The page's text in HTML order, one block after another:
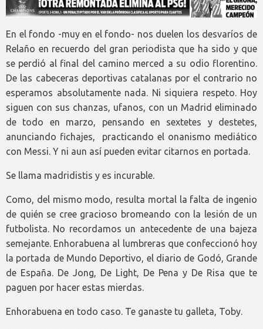
En el fondo -muy en el fondo- nos duelen los desvaríos de
Relaño en recuerdo del gran periodista que ha sido y que
se perdió al final del camino merced a su odio florentino.
De las cabeceras deportivas catalanas por el contrario no
esperamos absolutamente nada. Ni siquiera respeto. Hoy
siguen con sus chanzas, ufanos, con un Madrid eliminado
de todo en marzo, pensando en sextetes y destetes,
anunciando fichajes, practicando el onanismo mediático
con Messi. Y ni aun así pueden evitar citarnos en portada.
Se llama madridistis y es incurable.
Como, del mismo modo, resulta mortal la falta de ingenio
de quién se cree gracioso bromeando con la lesión de un
futbolista. No recordamos un antecedente de una bajeza
semejante. Enhorabuena al lumbreras que confeccionó hoy
la portada de Mundo Deportivo, el diario de Godó, Grande
de España. De Jong, De Light, De Pena y De Risa que te
paguen por hacer estas mierdas.
Enhorabuena en todo caso. Te ganaste tu galleta, Toby.